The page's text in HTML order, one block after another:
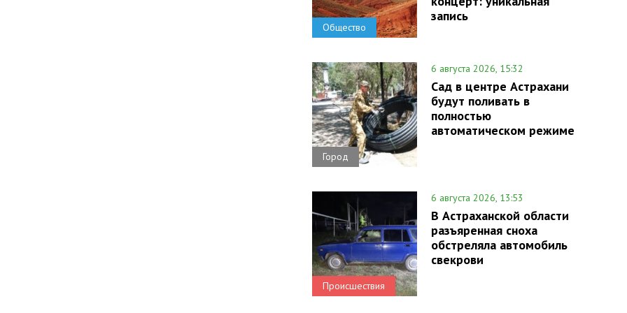
Общество
запись
Город
6 августа 2026, 15:32
Сад в центре Астрахани
будут поливать в
полностью
автоматическом режиме
Происшествия
6 августа 2026, 13:53
В Астраханской области
разъяренная сноха
обстреляла автомобиль
свекрови